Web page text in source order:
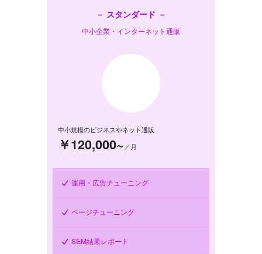
－ スタンダード －
中小企業・インターネット通販
中小規模のビジネスやネット通販
￥120,000~ ／月
運用・広告チューニング
ページチューニング
SEM結果レポート